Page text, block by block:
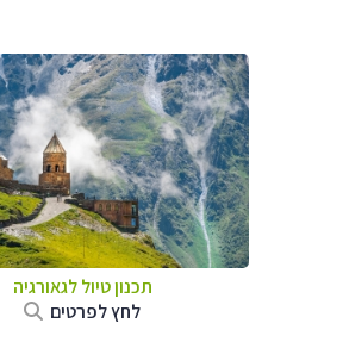
תכנון טיול לגאורגיה
לחץ לפרטים